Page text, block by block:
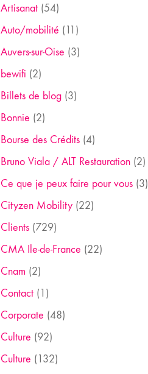
Artisanat(54)
Auto/mobilité (11)
Auvers-sur-Oise (3)
bewifi (2)
Billets de blog(3)
Bonnie (2)
Bourse des Crédits(4)
Bruno Viala / ALT Restauration(2)
Ce que je peux faire pour vous(3)
Cityzen Mobility(22)
Clients(729)
CMA Ile-de-France (22)
Cnam (2)
Contact(1)
Corporate (48)
Culture (92)
Culture (132)